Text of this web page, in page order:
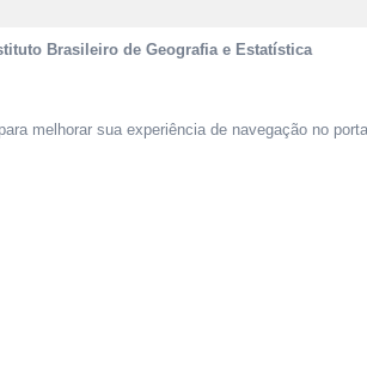
Brasileiro de Geografia e Estatística
melhorar sua experiência de navegação no